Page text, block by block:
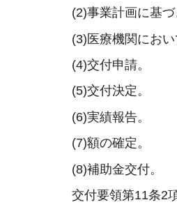
(2)事業計画に基づ
(3)医療機関におい
(4)交付申請。
(5)交付決定。
(6)実績報告。
(7)額の確定。
(8)補助金交付。
交付要領第11条2